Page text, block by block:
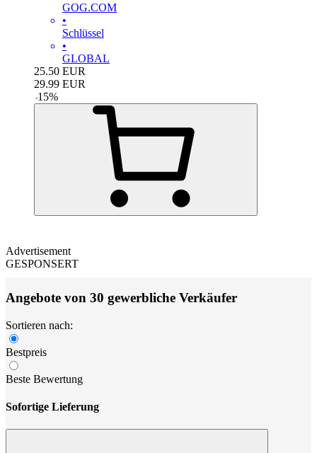
GOG.COM
•
Schlüssel
•
GLOBAL
25.50 EUR
29.99 EUR
-15%
Advertisement
GESPONSERT
Angebote von 30 gewerbliche Verkäufer
Sortieren nach:
Bestpreis
Beste Bewertung
Sofortige Lieferung